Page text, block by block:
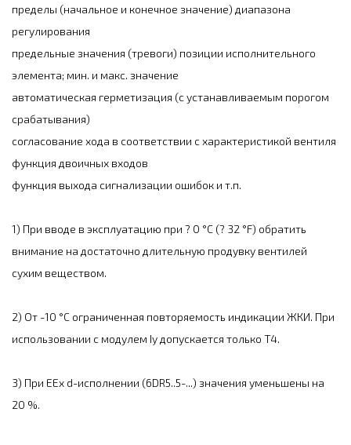
пределы (начальное и конечное значение) диапазона
регулирования
предельные значения (тревоги) позиции исполнительного
элемента; мин. и макс. значение
автоматическая герметизация (с устанавливаемым порогом
срабатывания)
согласование хода в соответствии с характеристикой вентиля
функция двоичных входов
функция выхода сигнализации ошибок и т.п.
1) При вводе в эксплуатацию при ? 0 °C (? 32 °F) обратить
внимание на достаточно длительную продувку вентилей
сухим веществом.
2) От -10 °C ограниченная повторяемость индикации ЖКИ. При
использовании с модулем Iy допускается только T4.
3) При EEx d-исполнении (6DR5..5-...) значения уменьшены на
20 %.